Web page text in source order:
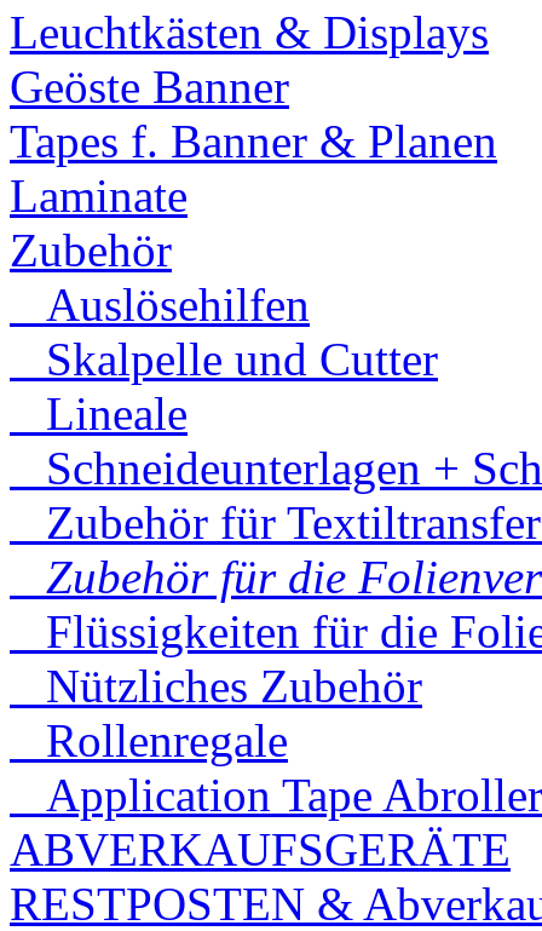
Leuchtkästen & Displays
Geöste Banner
Tapes f. Banner & Planen
Laminate
Zubehör
Auslösehilfen
Skalpelle und Cutter
Lineale
Schneideunterlagen +
Zubehör für
Zubehör für die
Flüssigkeiten für die
Nützliches Zubehör
Rollenregale
Application Tape Abroller
ABVERKAUFSGERÄTE
RESTPOSTEN &